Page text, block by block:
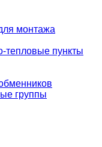
монтажа
тепловые пункты
группы